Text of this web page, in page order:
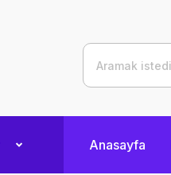
Anasayfa